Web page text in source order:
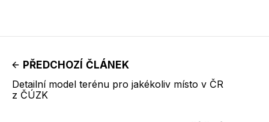
PŘEDCHOZÍ ČLÁNEK
Detailní model terénu pro jakékoliv místo v ČR
z ČÚZK